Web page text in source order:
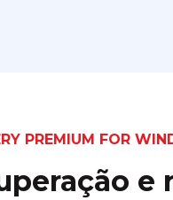
PREMIUM FOR
e